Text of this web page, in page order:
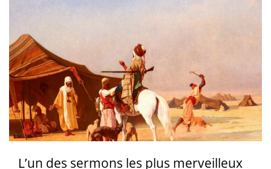
L’un des sermons les plus merveilleux